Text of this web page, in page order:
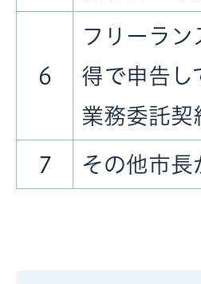
6
フリーラ
得で申告し
業務委託契
7 その他市